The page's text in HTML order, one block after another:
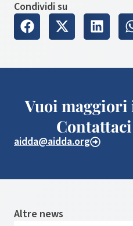
Condividi su
Vuoi
aidda@aidda.org
Altre news